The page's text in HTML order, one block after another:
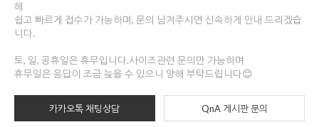
해
쉽고 빠르게 접수가 가능하며, 문의 남겨주시면 신속하게 안내 드리겠습
니다.
토, 일, 공휴일은 휴무입니다.사이즈관련 문의만 가능하며
휴무일은 응답이 조금 늦을 수 있으니 양해 부탁드립니다😊
카카오톡 채팅상담 QnA 게시판 문의